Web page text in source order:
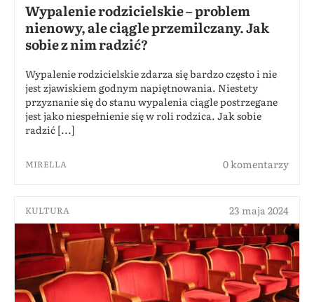
Wypalenie rodzicielskie – problem
nienowy, ale ciągle przemilczany. Jak
sobie z nim radzić?
Wypalenie rodzicielskie zdarza się bardzo często i nie
jest zjawiskiem godnym napiętnowania. Niestety
przyznanie się do stanu wypalenia ciągle postrzegane
jest jako niespełnienie się w roli rodzica. Jak sobie
radzić [...]
MIRELLA 0 komentarzy
KULTURA 23 maja 2024